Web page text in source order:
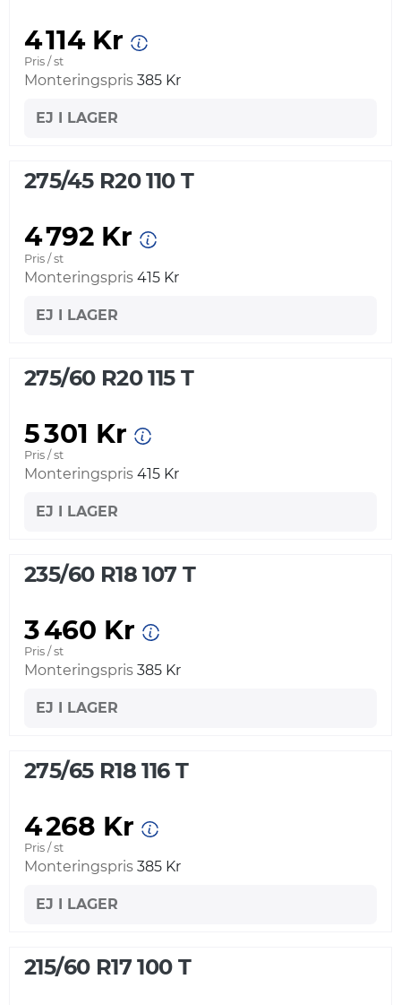
4 114 Kr
Pris / st
Monteringspris 385 Kr
EJ I LAGER
275/45 R20 110 T
4 792 Kr
Pris / st
Monteringspris 415 Kr
EJ I LAGER
275/60 R20 115 T
5 301 Kr
Pris / st
Monteringspris 415 Kr
EJ I LAGER
235/60 R18 107 T
3 460 Kr
Pris / st
Monteringspris 385 Kr
EJ I LAGER
275/65 R18 116 T
4 268 Kr
Pris / st
Monteringspris 385 Kr
EJ I LAGER
215/60 R17 100 T